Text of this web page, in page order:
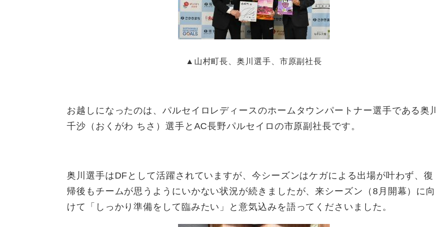
▲山村町長、奥川選手、市原副社長
お越しになったのは、パルセイロレディースのホームタウンパートナー選手である奥川
千沙（おくがわ ちさ）選手とAC長野パルセイロの市原副社長です。
奥川選手はDFとして活躍されていますが、今シーズンはケガによる出場が叶わず、復
帰後もチームが思うようにいかない状況が続きましたが、来シーズン（8月開幕）に向
けて「しっかり準備をして臨みたい」と意気込みを語ってくださいました。